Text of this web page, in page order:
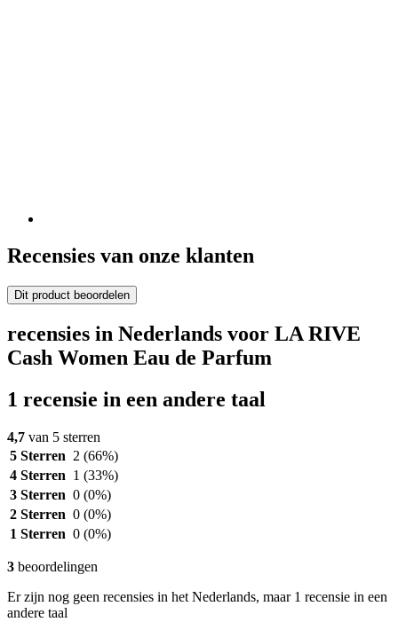
Recensies van onze klanten
Dit product beoordelen
recensies in Nederlands voor LA RIVE
Cash Women Eau de Parfum
1 recensie in een andere taal
4,7 van 5 sterren
5 Sterren 2 (66%)
4 Sterren 1 (33%)
3 Sterren 0 (0%)
2 Sterren 0 (0%)
1 Sterren 0 (0%)
3 beoordelingen
Er zijn nog geen recensies in het Nederlands, maar 1 recensie in een
andere taal